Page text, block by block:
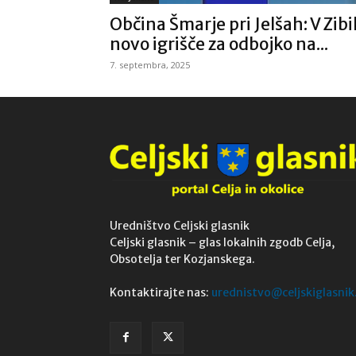
Občina Šmarje pri Jelšah: V
novo igrišče za odbojko na...
7. septembra, 2025
Uredništvo Celjski glasnik
Celjski glasnik – glas lokalnih zgodb Celja,
Obsotelja ter Kozjanskega.
Kontaktirajte nas: